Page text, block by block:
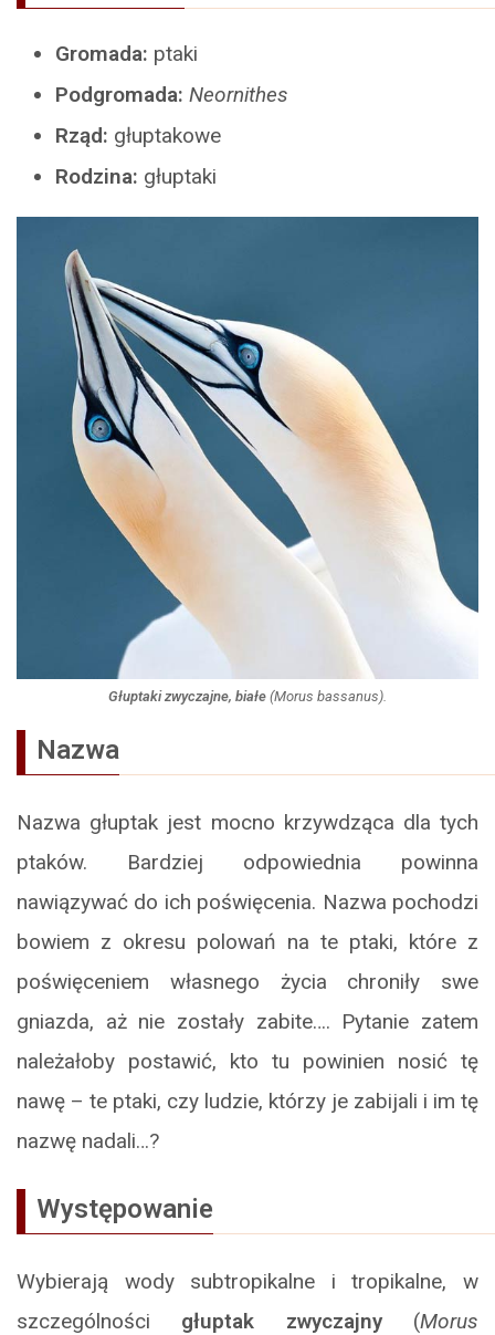
Gromada: ptaki
Podgromada: Neornithes
Rząd: głuptakowe
Rodzina: głuptaki
Głuptaki zwyczajne, białe (Morus bassanus).
Nazwa
Nazwa głuptak jest mocno krzywdząca dla tych
ptaków. Bardziej odpowiednia powinna
nawiązywać do ich poświęcenia. Nazwa pochodzi
bowiem z okresu polowań na te ptaki, które z
poświęceniem własnego życia chroniły swe
gniazda, aż nie zostały zabite…. Pytanie zatem
należałoby postawić, kto tu powinien nosić tę
nawę – te ptaki, czy ludzie, którzy je zabijali i im tę
nazwę nadali…?
Występowanie
Wybierają wody subtropikalne i tropikalne, w
szczególności głuptak zwyczajny (Morus